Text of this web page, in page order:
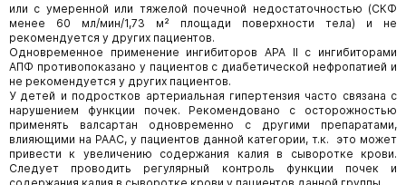
или с умеренной или тяжелой почечной недостаточностью (СКФ
менее 60 мл/мин/1,73 м² площади поверхности тела) и не
рекомендуется у других пациентов.
Одновременное применение ингибиторов АРА II с ингибиторами
АПФ противопоказано у пациентов с диабетической нефропатией и
не рекомендуется у других пациентов.
У детей и подростков артериальная гипертензия часто связана с
нарушением функции почек. Рекомендовано с осторожностью
применять валсартан одновременно с другими препаратами,
влияющими на РААС, у пациентов данной категории, т.к. это может
привести к увеличению содержания калия в сыворотке крови.
Следует проводить регулярный контроль функции почек и